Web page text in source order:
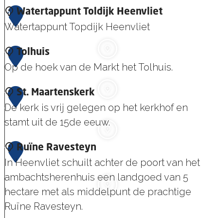
e
r
nD
o
r
p
e
B
e
g
r
a
a
f
l
a
a
t
s
M
u
e
u
m
S
t
a
d
h
u
i
s
9 Watertappunt Toldijk Heenvliet
Watertappunt Topdijk Heenvliet
W
a
e
r
t
a
p
p
u
n
t
1
0
Tolhuis
Op de hoek van de Markt het Tolhuis.
T
o
l
u
i
s
1
1
St. Maartenskerk
De kerk is vrij gelegen op het kerkhof en
stamt uit de 15de eeuw.
S
t
.
M
a
1
2
Ruïne Ravesteyn
In Heenvliet schuilt achter de poort van het
ambachtsherenhuis een landgoed van 5
hectare met als middelpunt de prachtige
Ruïne Ravesteyn.